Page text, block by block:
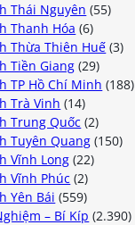
Thái Nguyên (55)
Thanh Hóa (6)
Thừa Thiên Huế (3)
Tiền Giang (29)
TP Hồ Chí Minh (188)
Trà Vinh (14)
Trung Quốc (2)
Tuyên Quang (150)
Vĩnh Long (22)
Vĩnh Phúc (2)
Yên Bái (559)
– Bí Kíp (2.390)